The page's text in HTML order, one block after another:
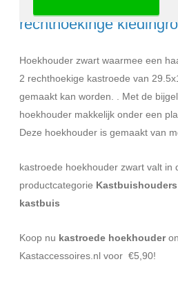
rechthoekinge
Hoekhouder zwart waarmee een
2 rechthoekige kastroede van
gemaakt kan worden. . Met de
hoekhouder makkelijk onder een
Deze hoekhouder is gemaakt van
kastroede hoekhouder zwart valt in
productcategorie
kastbuis
Koop nu kastroede hoekhouder
Kastaccessoires.nl voor €5,90!